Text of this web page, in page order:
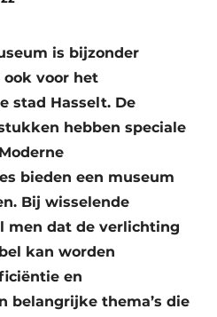
is bijzonder
voor het
stad Hasselt. De
hebben speciale
bieden een museum
Bij wisselende
men dat de verlichting
kan worden
en
belangrijke thema’s die